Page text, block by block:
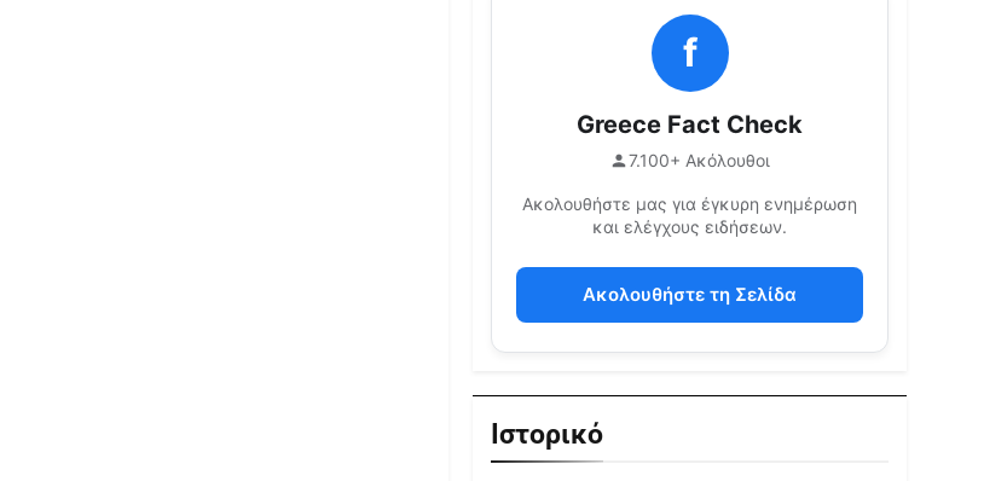
f
Greece Fact Check
7.100+ Ακόλουθοι
Ακολουθήστε μας για έγκυρη ενημέρωση
και ελέγχους ειδήσεων.
Ακολουθήστε τη Σελίδα
Ιστορικό